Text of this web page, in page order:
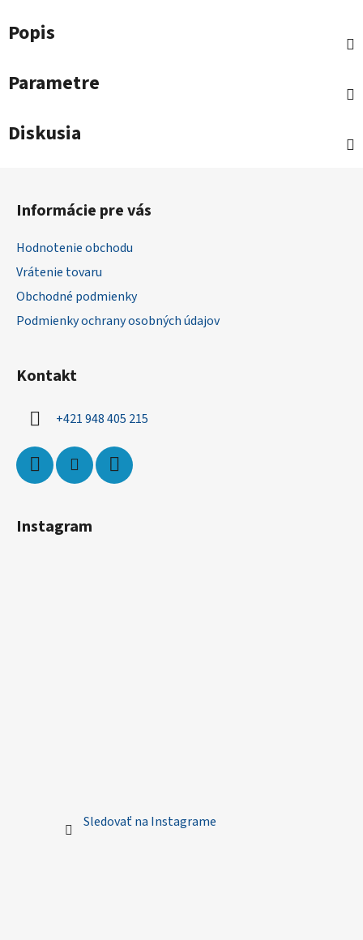
Popis
Parametre
Diskusia
Informácie pre vás
Hodnotenie obchodu
Vrátenie tovaru
Obchodné podmienky
Podmienky ochrany osobných údajov
Kontakt
+421 948 405 215
Instagram
Sledovať na Instagrame